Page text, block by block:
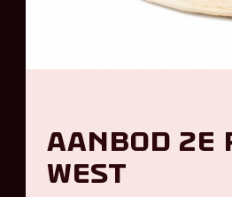
Concert
TOGETHER,
ALGEMEEN
Aanbod 2e
West